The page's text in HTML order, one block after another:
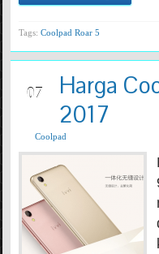
Tags: Coolpad Roar 5
07
Harga
2017
Coolpad